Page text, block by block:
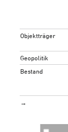
Objektträger
Geopolitik
Bestand
→